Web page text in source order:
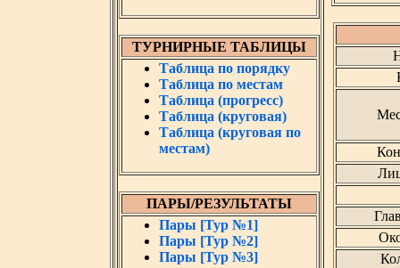
ТУРНИРНЫЕ ТАБЛИЦЫ
Таблица по порядку
Таблица по местам
Таблица (прогресс)
Таблица (круговая)
Таблица (круговая по
местам)
ПАРЫ/РЕЗУЛЬТАТЫ
Пары [Тур №1]
Пары [Тур №2]
Пары [Тур №3]